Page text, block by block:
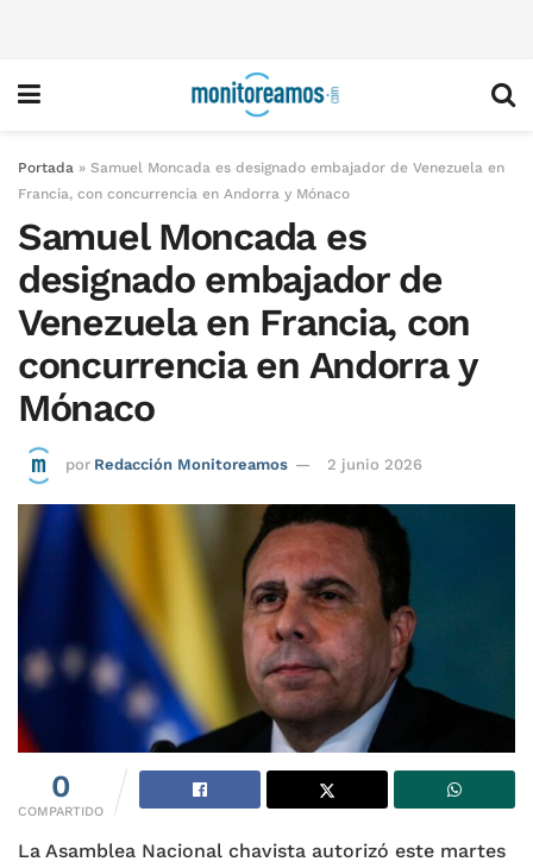
Portada » Samuel Moncada es designado embajador de Venezuela en
Francia, con concurrencia en Andorra y Mónaco
Samuel Moncada es
designado embajador de
Venezuela en Francia, con
concurrencia en Andorra y
Mónaco
por Redacción Monitoreamos 2 junio 2026
0
COMPARTIDO
La Asamblea Nacional chavista autorizó este martes